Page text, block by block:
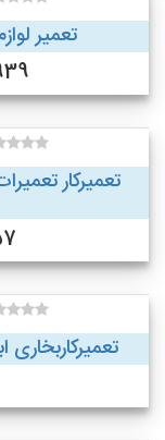
تعمیر
تعمیرکار
تعمیرکاربخاری